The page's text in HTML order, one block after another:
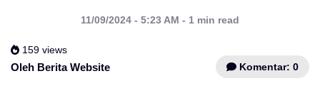
11/09/2024 - 5:23 AM - 1 min read
159 views
Oleh Berita Website Komentar: 0